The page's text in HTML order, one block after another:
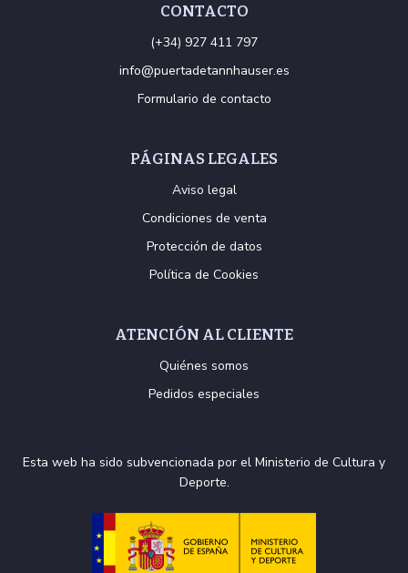
CONTACTO
(+34) 927 411 797
info@puertadetannhauser.es
Formulario de contacto
PÁGINAS LEGALES
Aviso legal
Condiciones de venta
Protección de datos
Política de Cookies
ATENCIÓN AL CLIENTE
Quiénes somos
Pedidos especiales
Esta web ha sido subvencionada por el Ministerio de Cultura y
Deporte.